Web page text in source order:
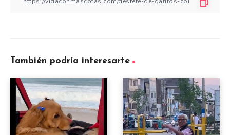
También podría interesarte